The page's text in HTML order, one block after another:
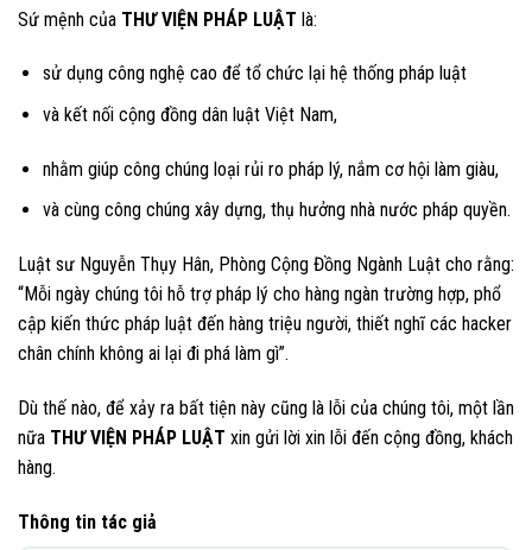
Sứ mệnh của THƯ VIỆN PHÁP LUẬT là:
sử dụng công nghệ cao để tổ chức lại hệ thống pháp luật
và kết nối cộng đồng dân luật Việt Nam,
nhằm giúp công chúng loại rủi ro pháp lý, nắm cơ hội làm giàu,
và cùng công chúng xây dựng, thụ hưởng nhà nước pháp quyền.
Luật sư Nguyễn Thụy Hân, Phòng Cộng Đồng Ngành Luật cho rằng:
“Mỗi ngày chúng tôi hỗ trợ pháp lý cho hàng ngàn trường hợp, phổ
cập kiến thức pháp luật đến hàng triệu người, thiết nghĩ các hacker
chân chính không ai lại đi phá làm gì”.
Dù thế nào, để xảy ra bất tiện này cũng là lỗi của chúng tôi, một lần
nữa THƯ VIỆN PHÁP LUẬT xin gửi lời xin lỗi đến cộng đồng, khách
hàng.
Thông tin tác giả